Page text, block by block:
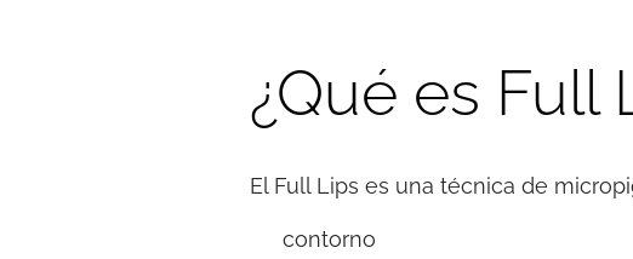
¿Qué es Full
El Full Lips es una técnica de
✔ contorno